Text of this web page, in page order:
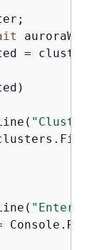
=
"Cluster
"Enter